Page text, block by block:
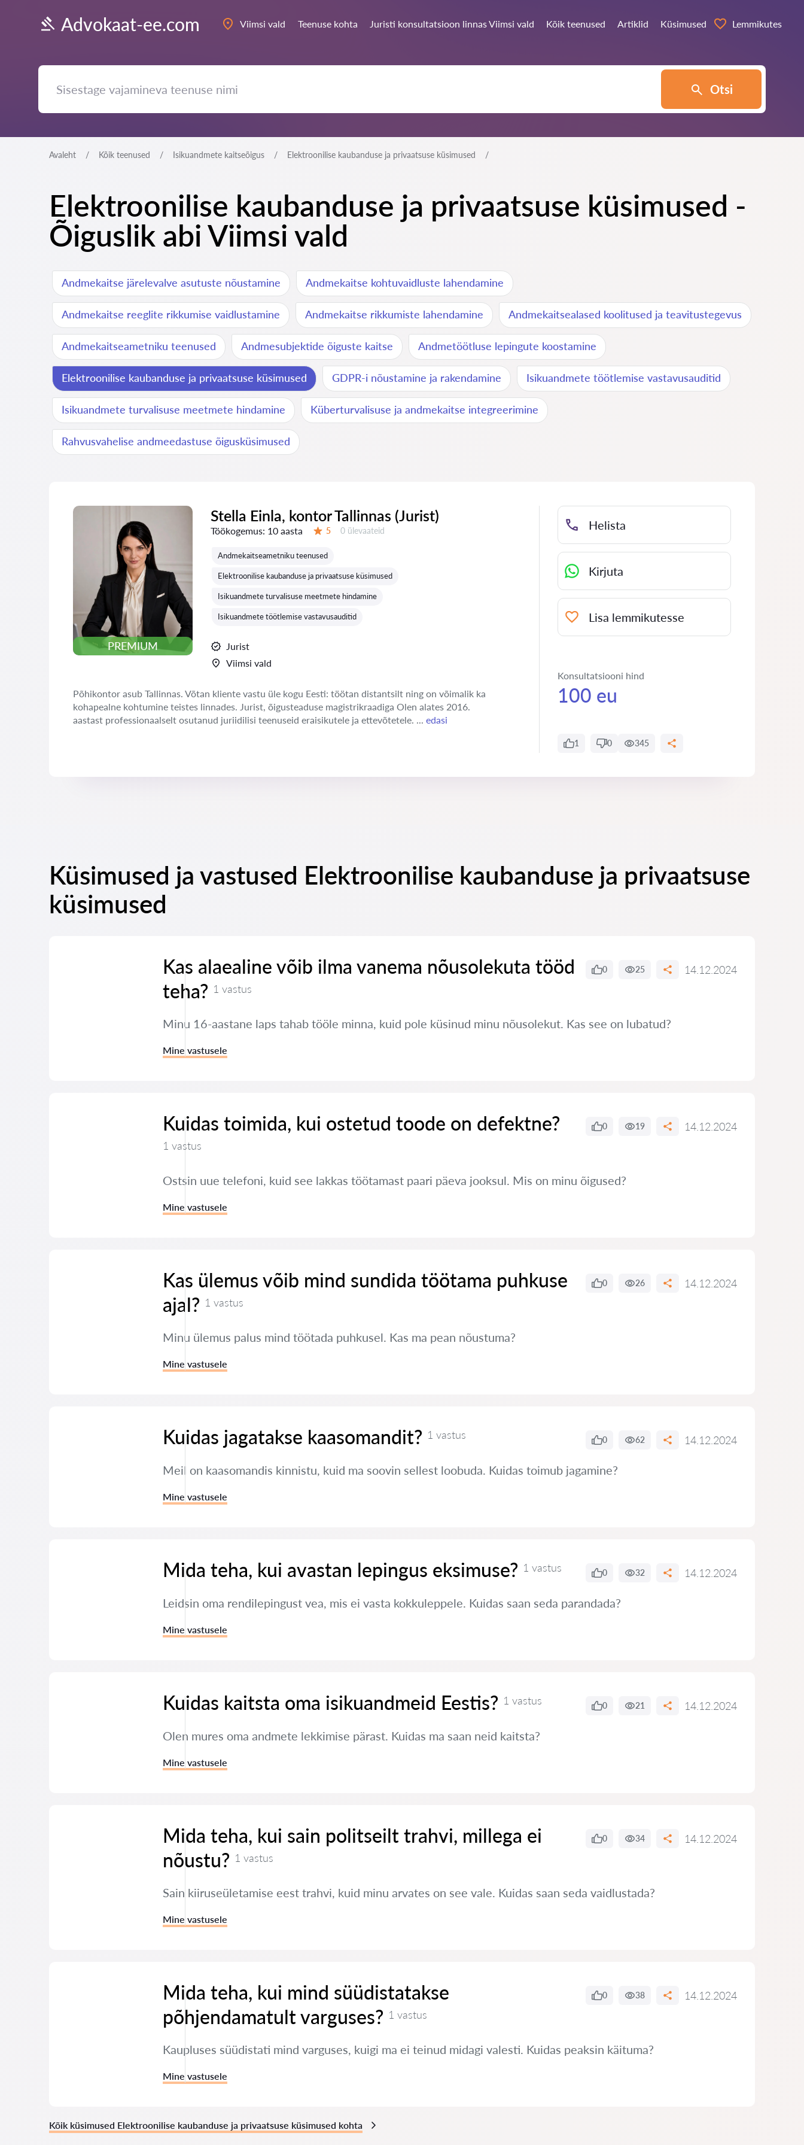
Advokaat-ee.com Viimsi vald Teenuse kohta Juristi konsultatsioon linnas Viimsi vald Kõik teenused Artiklid Küsimused Lemmikutes
Otsi
Avaleht Kõik teenused Isikuandmete kaitseõigus Elektroonilise kaubanduse ja privaatsuse küsimused
Elektroonilise kaubanduse ja privaatsuse küsimused -
Õiguslik abi Viimsi vald
Andmekaitse järelevalve asutuste nõustamine Andmekaitse kohtuvaidluste lahendamine
Andmekaitse reeglite rikkumise vaidlustamine Andmekaitse rikkumiste lahendamine Andmekaitsealased koolitused ja teavitustegevus
Andmekaitseametniku teenused Andmesubjektide õiguste kaitse Andmetöötluse lepingute koostamine
Elektroonilise kaubanduse ja privaatsuse küsimused GDPR-i nõustamine ja rakendamine Isikuandmete töötlemise vastavusauditid
Isikuandmete turvalisuse meetmete hindamine Küberturvalisuse ja andmekaitse integreerimine
Rahvusvahelise andmeedastuse õigusküsimused
PREMIUM
Stella Einla, kontor Tallinnas (Jurist)
Töökogemus: 10 aasta 5 Ülevaateid:
0 ülevaateid
Andmekaitseametniku teenused
Elektroonilise kaubanduse ja privaatsuse küsimused
Isikuandmete turvalisuse meetmete hindamine
Isikuandmete töötlemise vastavusauditid
Jurist
Viimsi vald
Põhikontor asub Tallinnas. Võtan kliente vastu üle kogu Eesti: töötan distantsilt ning on võimalik ka
kohapealne kohtumine teistes linnades. Jurist, õigusteaduse magistrikraadiga Olen alates 2016.
aastast professionaalselt osutanud juriidilisi teenuseid eraisikutele ja ettevõtetele. ... edasi
Helista
Kirjuta
Lisa lemmikutesse
Konsultatsiooni hind
100 eu
1 0 345
Küsimused ja vastused Elektroonilise kaubanduse ja privaatsuse
küsimused
Kas alaealine võib ilma vanema nõusolekuta tööd
teha? 1 vastus
0 25 14.12.2024
Minu 16-aastane laps tahab tööle minna, kuid pole küsinud minu nõusolekut. Kas see on lubatud?
Mine vastusele
Kuidas toimida, kui ostetud toode on defektne?
1 vastus
0 19 14.12.2024
Ostsin uue telefoni, kuid see lakkas töötamast paari päeva jooksul. Mis on minu õigused?
Mine vastusele
Kas ülemus võib mind sundida töötama puhkuse
ajal? 1 vastus
0 26 14.12.2024
Minu ülemus palus mind töötada puhkusel. Kas ma pean nõustuma?
Mine vastusele
Kuidas jagatakse kaasomandit? 1 vastus 0 62 14.12.2024
Meil on kaasomandis kinnistu, kuid ma soovin sellest loobuda. Kuidas toimub jagamine?
Mine vastusele
Mida teha, kui avastan lepingus eksimuse? 1 vastus 0 32 14.12.2024
Leidsin oma rendilepingust vea, mis ei vasta kokkuleppele. Kuidas saan seda parandada?
Mine vastusele
Kuidas kaitsta oma isikuandmeid Eestis? 1 vastus 0 21 14.12.2024
Olen mures oma andmete lekkimise pärast. Kuidas ma saan neid kaitsta?
Mine vastusele
Mida teha, kui sain politseilt trahvi, millega ei
nõustu? 1 vastus
0 34 14.12.2024
Sain kiiruseületamise eest trahvi, kuid minu arvates on see vale. Kuidas saan seda vaidlustada?
Mine vastusele
Mida teha, kui mind süüdistatakse
põhjendamatult varguses? 1 vastus
0 38 14.12.2024
Kaupluses süüdistati mind varguses, kuigi ma ei teinud midagi valesti. Kuidas peaksin käituma?
Mine vastusele
Kõik küsimused Elektroonilise kaubanduse ja privaatsuse küsimused kohta